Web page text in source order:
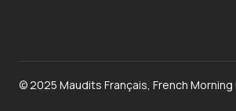
© 2025 Maudits Français, French Morning